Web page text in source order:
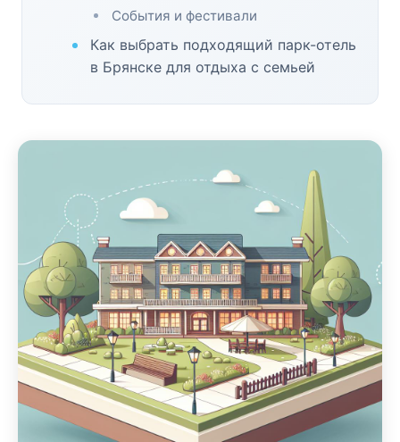
События и фестивали
Как выбрать подходящий парк-отель
в Брянске для отдыха с семьей